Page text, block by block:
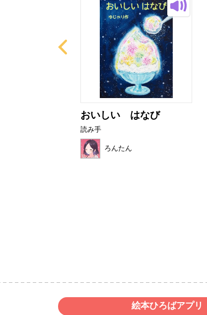
おいしい はなび
読み手
ろんたん
絵本ひろばアプリ